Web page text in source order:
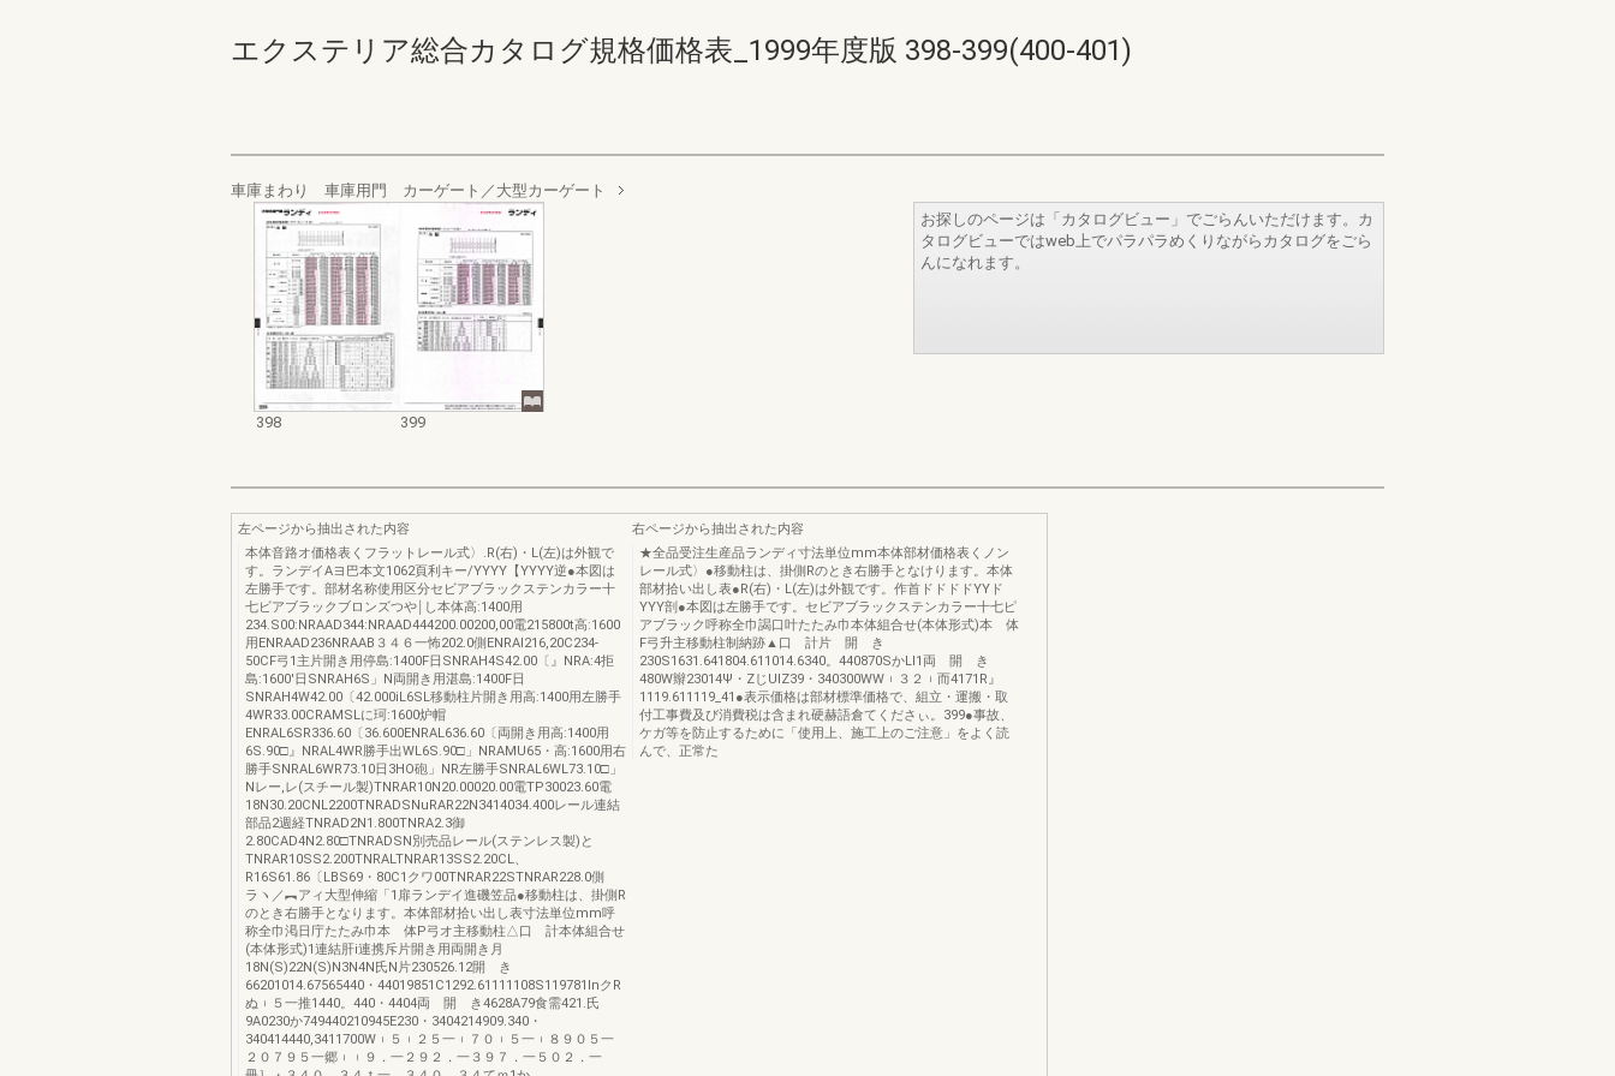
エクステリア総合カタログ規格価格表_1999年度版 398-399(400-401)
車庫まわり 車庫用門 カーゲート／大型カーゲート
398 399
お探しのページは「カタログビュー」でごらんいただけます。カ
タログビューではweb上でパラパラめくりながらカタログをごら
んになれます。
左ページから抽出された内容
本体音路オ価格表くフラットレール式〉.R(右)・L(左)は外観で
す。ランデイAヨ巴本文1062頁利キー/YYYY【YYYY逆●本図は
左勝手です。部材名称使用区分セビアブラックステンカラー十
七ビアブラックブロンズつや￨し本体高:1400用
234.S00:NRAAD344:NRAAD444200.00200,00電215800t高:1600
用ENRAAD236NRAAB３４６一怖202.0側ENRAl216,20C234‐
50CF弓1主片開き用停島:1400F日SNRAH4S42.00〔』NRA:4拒
島:1600'日SNRAH6S」N両開き用湛島:1400F日
SNRAH4W42.00〔42.000iL6SL移動柱片開き用高:1400用左勝手
4WR33.00CRAMSLに珂:1600炉帽
ENRAL6SR336.60〔36.600ENRAL636.60〔両開き用高:1400用
6S.90□』NRAL4WR勝手出WL6S.90□」NRAMU65・高:1600用右
勝手SNRAL6WR73.10日3HO砲」NR左勝手SNRAL6WL73.10□」
Nレー,レ(スチール製)TNRAR10N20.00020.00電TP30023.60電
18N30.20CNL2200TNRADSNuRAR22N3414034.400レール連結
部品2週経TNRAD2N1.800TNRA2.3御
2.80CAD4N2.80□TNRADSN別売品レール(ステンレス製)と
TNRAR10SS2.200TNRALTNRAR13SS2.20CL、
R16S61.86〔LBS69・80C1クワ00TNRAR22STNRAR228.0側
ラヽ／︻アィ大型伸縮「1扉ランデイ進磯笠品●移動柱は、掛側R
のとき右勝手となります。本体部材拾い出し表寸法単位mm呼
称全巾渇日庁たたみ巾本 体P弓オ主移動柱△口 計本体組合せ
(本体形式)1連結肝i連携斥片開き用両開き月
18N(S)22N(S)N3N4N氏N片230526.12開 き
66201014.67565440・44019851C1292.61111108S119781lnクR
ぬ︲５一推1440。440・4404両 開 き4628A79食需421.氏
9A0230か749440210945E230・3404214909.340・
340414440,3411700W︲５︲２５一︲７０︲５一︲８９０５一
２０７９５一郷︲︲９．一２９２．一３９７．一５０２．一
右ページから抽出された内容
★全品受注生産品ランディ寸法単位mm本体部材価格表くノン
レール式〉●移動柱は、掛側Rのとき右勝手となけります。本体
部材拾い出し表●R(右)・L(左)は外観です。作首ドドドドYYド
YYY剖●本図は左勝手です。セビアブラックステンカラー十七ピ
アブラック呼称全巾謁口叶たたみ巾本体組合せ(本体形式)本 体
F弓升主移動柱制納跡▲口 計片 開 き
230S1631.641804.611014.6340。440870SかLl1両 開 き
480W辮23014Ψ・ZじUIZ39・340300WW︲３２︲而4171R』
1119.611119_41●表示価格は部材標準価格で、組立・運搬・取
付工事費及び消費税は含まれ硬赫語倉てくださぃ。399●事故、
ケガ等を防止するために「使用上、施工上のご注意」をよく読
んで、正常た